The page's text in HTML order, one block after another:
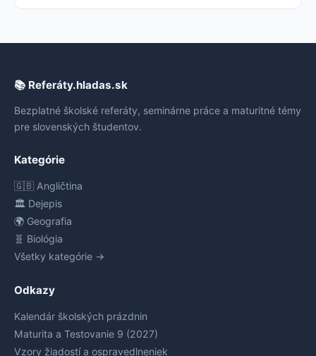
📚 Referáty.hladas.sk
Bezplatné školské referáty, seminárne práce a maturitné témy
pre slovenských študentov.
Kategórie
🇬🇧 Angličtina
🏛️ Dejepis
🌍 Geografia
🧬 Biológia
Všetky kategórie →
Odkazy
Kalendár školských prázdnin
Maturita a Testovanie 9 (2027)
Vzory žiadostí a ospravedlneniek